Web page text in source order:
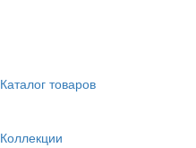
Каталог товаров
Коллекции